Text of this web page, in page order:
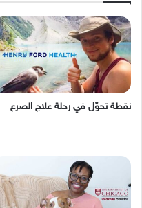
نقطة تحوّل في رحلة علاج الصرع